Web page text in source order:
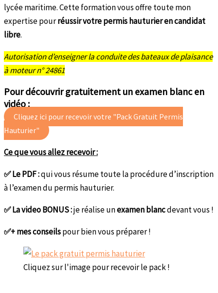
lycée maritime. Cette formation vous offre toute mon
expertise pourréussir votre permis hauturier en candidat
libre.
Autorisation d’enseigner la conduite des bateaux de plaisance
à moteur n° 24861
Pour découvrir gratuitement un examen blanc en
vidéo :
Cliquez ici pour recevoir votre "Pack Gratuit Permis
Hauturier"
Ce que vous allez recevoir :
✅ Le PDF :qui vous résume toute la procédure d’inscription
à l’examen du permis hauturier.
✅ La video BONUS :je réalise unexamen blancdevant vous !
✅+ mes conseilspour bien vous préparer !
Cliquez sur l'image pour recevoir le pack !